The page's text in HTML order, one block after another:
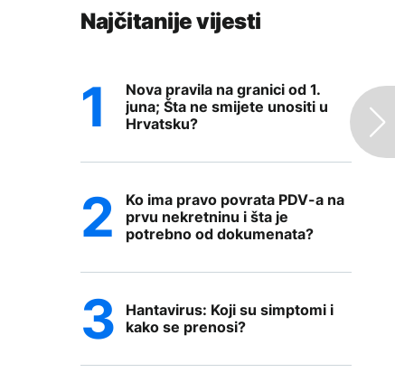
Najčitanije vijesti
Nova pravila na granici od 1.
juna; Šta ne smijete unositi u
Hrvatsku?
Ko ima pravo povrata PDV-a na
prvu nekretninu i šta je
potrebno od dokumenata?
Hantavirus: Koji su simptomi i
kako se prenosi?